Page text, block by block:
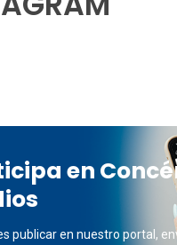
en
publicar en nuestro portal,